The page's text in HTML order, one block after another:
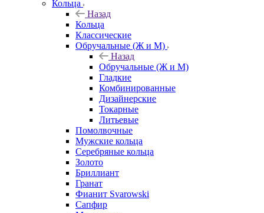
Кольца
Назад
Кольца
Классические
Обручальные (Ж и М)
Назад
Обручальные (Ж и М)
Гладкие
Комбинированные
Дизайнерские
Токарные
Литьевые
Помолвочные
Мужские кольца
Серебряные кольца
Золото
Бриллиант
Гранат
Фианит Svarowski
Сапфир